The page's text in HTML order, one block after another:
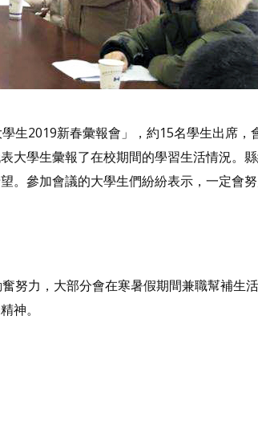
生2019新春彙報會」，約15名學生出席
學生彙報了在校期間的學習生活情況。
。參加會議的大學生們紛紛表示，一定會
努力，大部分會在寒暑假期間兼職幫補生
神。